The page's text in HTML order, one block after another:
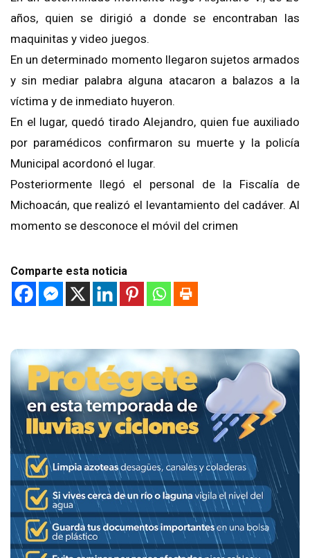
años, quien se dirigió a donde se encontraban las
maquinitas y video juegos.
En un determinado momento llegaron sujetos armados
y sin mediar palabra alguna atacaron a balazos a la
víctima y de inmediato huyeron.
En el lugar, quedó tirado Alejandro, quien fue auxiliado
por paramédicos confirmaron su muerte y la policía
Municipal acordonó el lugar.
Posteriormente llegó el personal de la Fiscalía de
Michoacán, que realizó el levantamiento del cadáver. Al
momento se desconoce el móvil del crimen
Comparte esta noticia